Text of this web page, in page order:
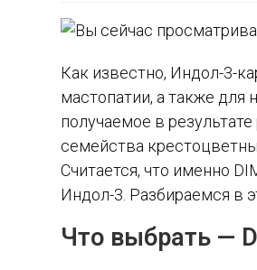
Как известно, Индол-3-
мастопатии, а также для
получаемое в
семейства
Считается, что именно
Индол-3. Разбираемся в
Что выбрать —